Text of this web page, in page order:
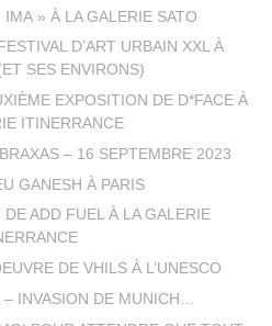
» À LA GALERIE SATO
D’ART URBAIN XXL À
SES ENVIRONS)
EXPOSITION DE D*FACE À
ITINERRANCE
– 16 SEPTEMBRE 2023
GANESH À PARIS
ADD FUEL À LA GALERIE
DE VHILS À L’UNESCO
INVASION DE MUNICH…